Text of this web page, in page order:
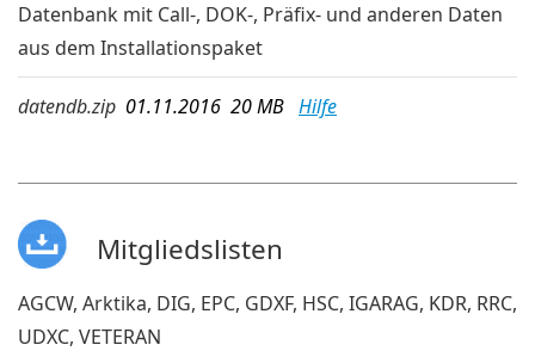
Datenbank mit Call-, DOK-, Präfix- und anderen Daten
aus dem Installationspaket
datendb.zip 01.11.2016 20 MB Hilfe
Mitgliedslisten
AGCW, Arktika, DIG, EPC, GDXF, HSC, IGARAG, KDR, RRC,
UDXC, VETERAN